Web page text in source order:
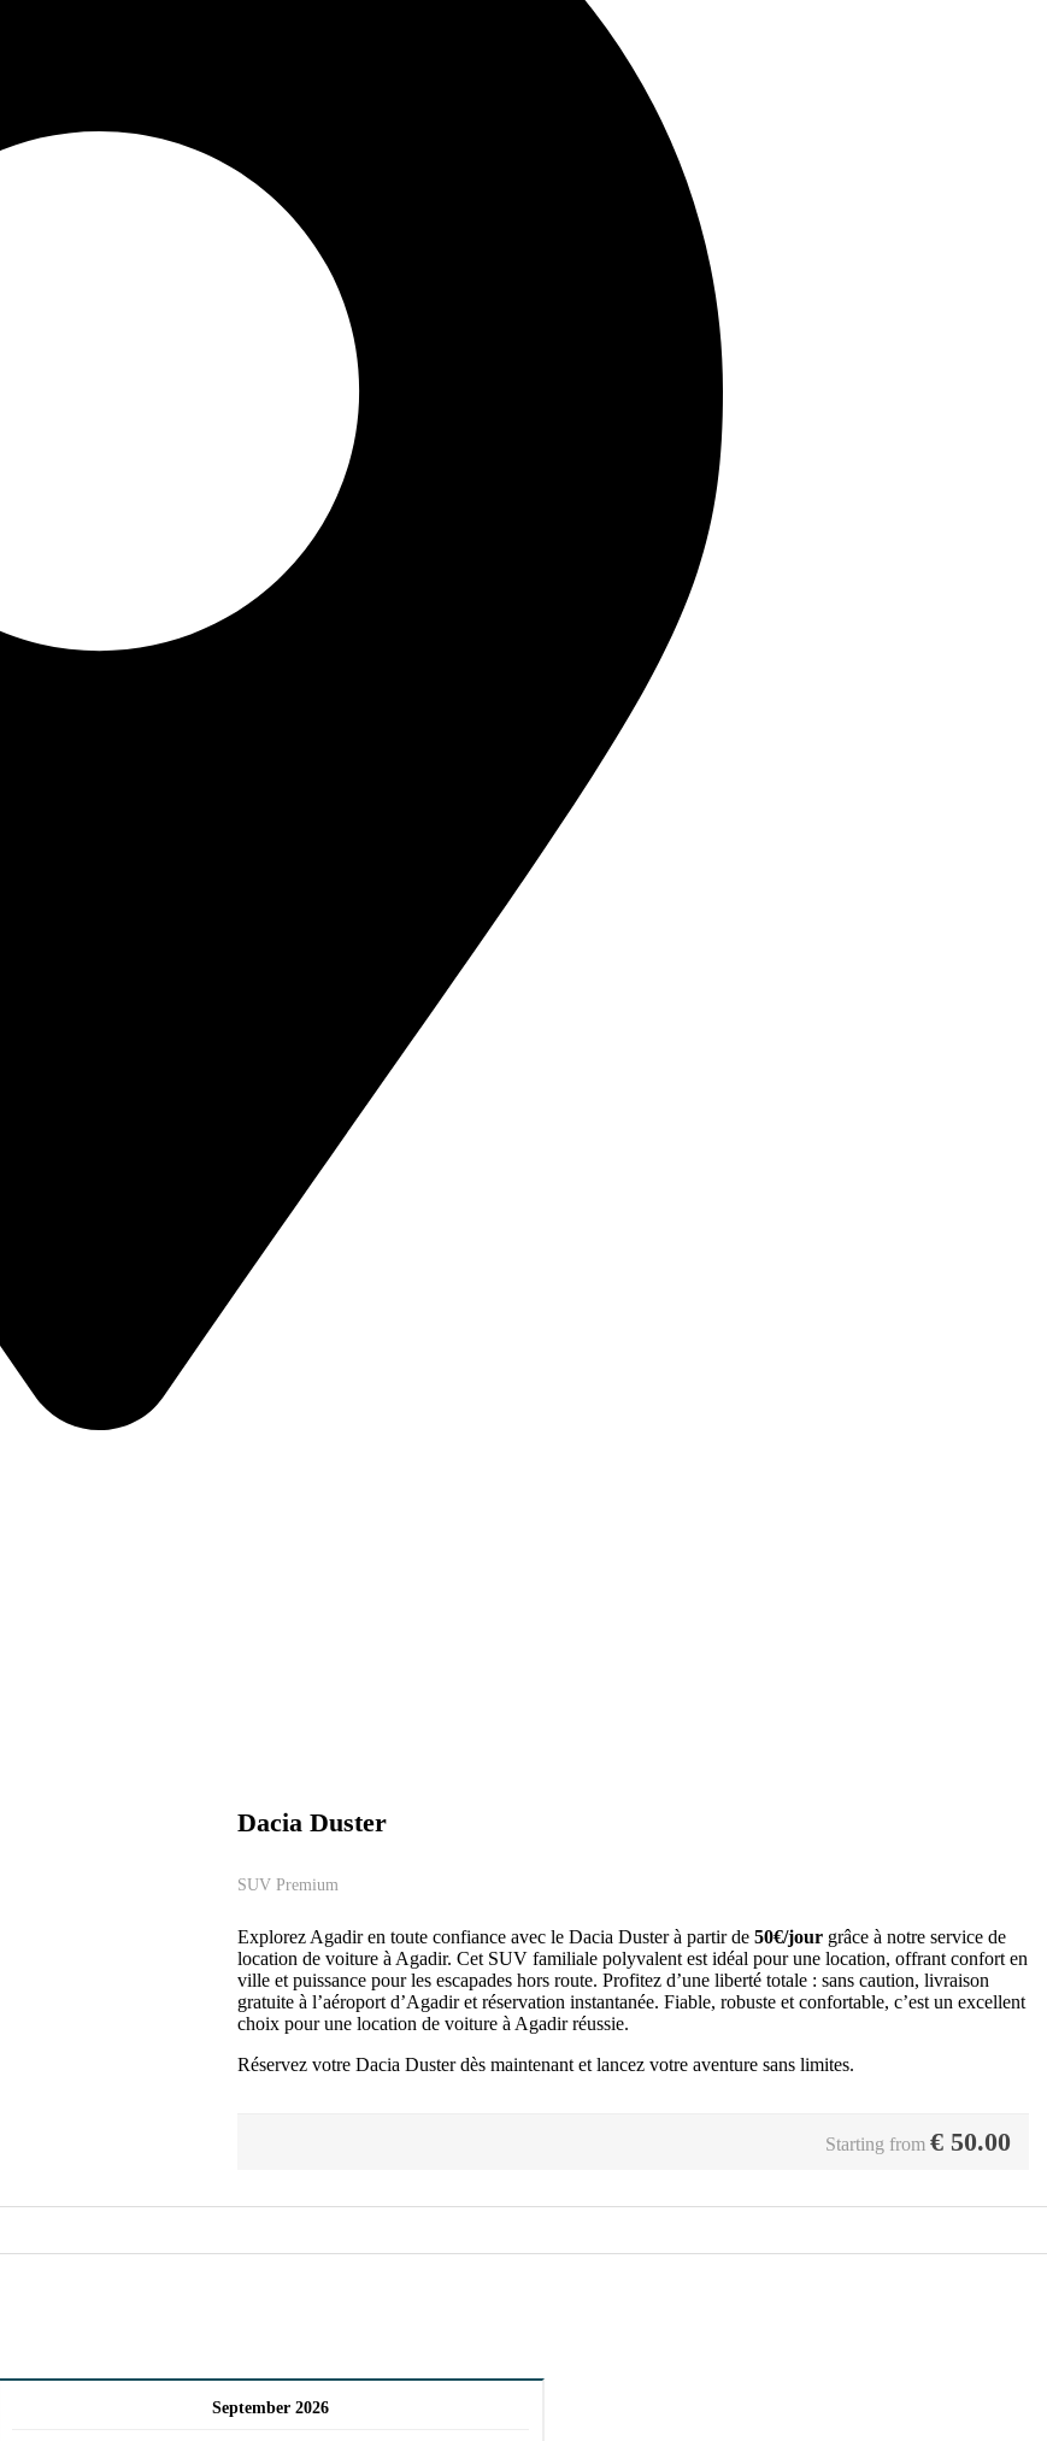
Dacia Duster
SUV Premium
Explorez Agadir en toute confiance avec le Dacia Duster à partir de 50€/jour grâce à notre service de
location de voiture à Agadir. Cet SUV familiale polyvalent est idéal pour une location, offrant confort en
ville et puissance pour les escapades hors route. Profitez d’une liberté totale : sans caution, livraison
gratuite à l’aéroport d’Agadir et réservation instantanée. Fiable, robuste et confortable, c’est un excellent
choix pour une location de voiture à Agadir réussie.
Réservez votre Dacia Duster dès maintenant et lancez votre aventure sans limites.
Starting from € 50.00
September 2026